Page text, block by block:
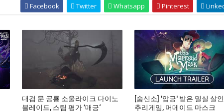
Facebook Twitter Whatsapp Pinterest
대검 문 공룡 소울라이크 다이노
블레이드, 스팀 평가 ’매긍‘
[숨신소] '압긍' 받은 밀실 살인
추리게임, 머메이드 마스크